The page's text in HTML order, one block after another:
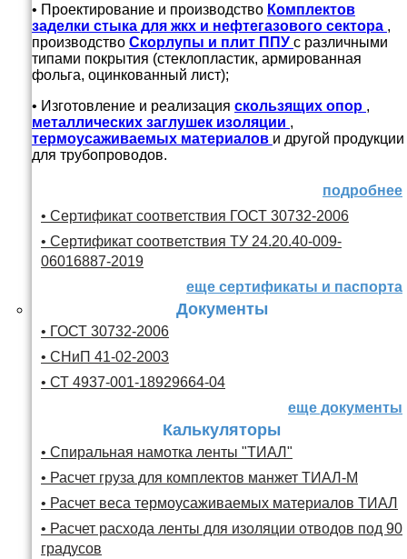
• Проектирование и производство Комплектов
заделки стыка для жкх и нефтегазового сектора ,
производство Скорлупы и плит ППУ с различными
типами покрытия (стеклопластик, армированная
фольга, оцинкованный лист);
• Изготовление и реализация скользящих опор ,
металлических заглушек изоляции ,
термоусаживаемых материалов и другой продукции
для трубопроводов.
подробнее
• Сертификат соответствия ГОСТ 30732-2006
• Сертификат соответствия ТУ 24.20.40-009-
06016887-2019
еще сертификаты и паспорта
Документы
• ГОСТ 30732-2006
• СНиП 41-02-2003
• СТ 4937-001-18929664-04
еще документы
Калькуляторы
• Спиральная намотка ленты "ТИАЛ"
• Расчет груза для комплектов манжет ТИАЛ-М
• Расчет веса термоусаживаемых материалов ТИАЛ
• Расчет расхода ленты для изоляции отводов под 90
градусов